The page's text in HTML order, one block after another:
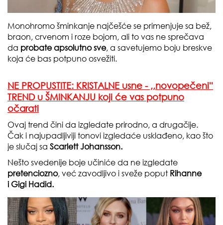
Monohromo šminkanje najčešće se primenjuje sa bež,
braon, crvenom i roze bojom, ali to vas ne sprečava
da probate apsolutno sve, a savetujemo boju breskve
koja će bas potpuno osvežiti.
NE PROPUSTITE: KRISTALNE usne - ,,novopečeni''
TREND u ŠMINKANJU koji će vas potpuno
očarati
Ovaj trend čini da izgledate prirodno, a drugačije.
Čak i najupadljiviji tonovi izgledaće usklađeno, kao što
je slučaj sa Scarlett Johansson.
Nešto svedenije boje učiniće da ne izgledate
pretenciozno, već zavodljivo i sveže poput Rihanne
i Gigi Hadid.